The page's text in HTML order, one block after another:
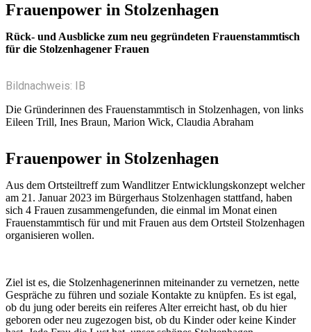
Frauenpower in Stolzenhagen
Rück- und Ausblicke zum neu gegründeten Frauenstammtisch
für die Stolzenhagener Frauen
Bildnachweis: IB
Die Gründerinnen des Frauenstammtisch in Stolzenhagen, von links
Eileen Trill, Ines Braun, Marion Wick, Claudia Abraham
Frauenpower in Stolzenhagen
Aus dem Ortsteiltreff zum Wandlitzer Entwicklungskonzept welcher
am 21. Januar 2023 im Bürgerhaus Stolzenhagen stattfand, haben
sich 4 Frauen zusammengefunden, die einmal im Monat einen
Frauenstammtisch für und mit Frauen aus dem Ortsteil Stolzenhagen
organisieren wollen.
Ziel ist es, die Stolzenhagenerinnen miteinander zu vernetzen, nette
Gespräche zu führen und soziale Kontakte zu knüpfen. Es ist egal,
ob du jung oder bereits ein reiferes Alter erreicht hast, ob du hier
geboren oder neu zugezogen bist, ob du Kinder oder keine Kinder